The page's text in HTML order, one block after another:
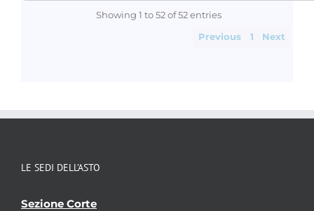
Showing 1 to 52 of 52 entries
Previous 1 Next
LE SEDI DELL’ASTO
Sezione Corte